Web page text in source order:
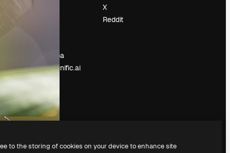
Sala stampa
Cerchi magnific.ai
X
Reddit
to the storing of cookies on your device to enhance site